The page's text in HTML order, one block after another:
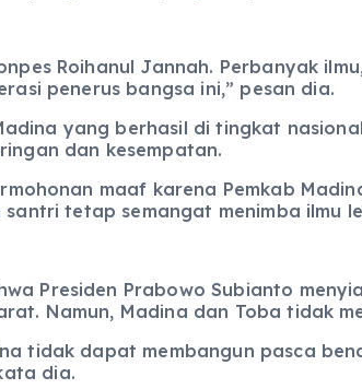
Roihanul Jannah. Perbanyak
penerus bangsa ini,” pesan dia.
yang berhasil di tingkat
dan kesempatan.
maaf karena Pemkab
tetap semangat menimba ilmu
Presiden Prabowo Subianto
Namun, Madina dan Toba tidak
tidak dapat membangun pasca
dia.